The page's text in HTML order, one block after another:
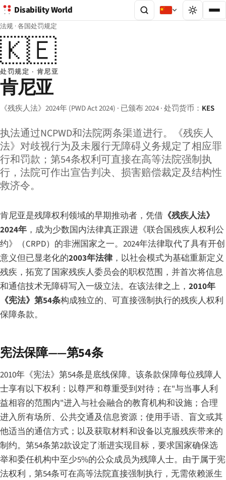
Disability World
法规 ·各国处罚规定
🇰🇪
处罚规定 · 肯尼亚
肯尼亚
《残疾人法》2024年 (PWD Act 2024) · 已颁布 2024 · 处罚货币： KES
执法通过NCPWD和法院两条渠道进行。《残疾人
法》对歧视行为及未履行无障碍义务规定了相应罪
行和罚款；第54条权利可直接在高等法院强制执
行，法院可作出宣告判决、损害赔偿裁定及结构性
救济令。
肯尼亚是残障权利领域的早期推动者，凭借 《残疾人法》
2024年 ，成为少数国内法律真正跟进《联合国残疾人权利公
约》（CRPD）的非洲国家之一。2024年法律取代了具有开创
意义但已显老化的2003年法律 ，以社会模式为基础重新定义
残疾，拓宽了国家残疾人委员会的职权范围，并首次将信息
和通信技术无障碍写入一级立法。在该法律之上， 2010年
《宪法》第54条构成独立的、可直接强制执行的残疾人权利
保障条款。
宪法保障——第54条
2010年《宪法》第54条是底线保障。该条款保障每位残障人
士享有以下权利：以尊严和尊重受到对待；在"与当事人利
益相容的范围内"进入与社会融合的教育机构和设施；合理
进入所有场所、公共交通及信息资源；使用手语、盲文或其
他适当的通信方式；以及获取材料和设备以克服残疾带来的
制约。第54条第2款设定了渐进实现目标，要求国家确保选
举和委任机构中至少5%的公众成员为残障人士。由于属于宪
法权利，第54条可在高等法院直接强制执行，无需依赖派生